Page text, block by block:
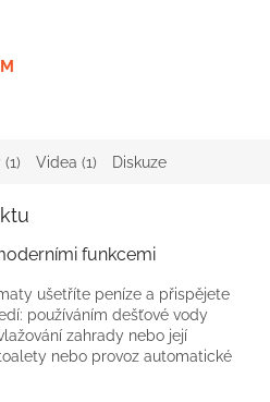
Videa (1) Diskuze
funkcemi
ušetříte peníze a přispějete
používáním dešťové vody
zahrady nebo její
nebo provoz automatické